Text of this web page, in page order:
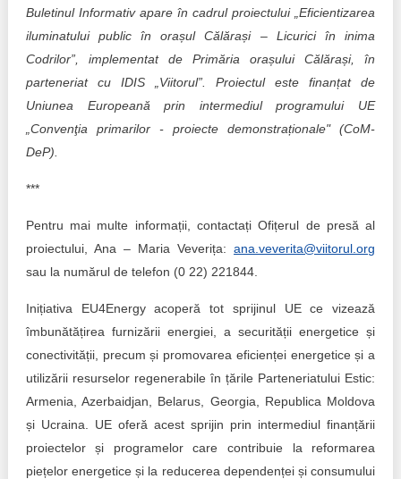
Buletinul Informativ apare în cadrul proiectului „Eficientizarea
iluminatului public în orașul Călărași – Licurici în inima
Codrilor”, implementat de Primăria orașului Călărași, în
parteneriat cu IDIS „Viitorul”. Proiectul este finanțat de
Uniunea Europeană prin intermediul programului UE
„Convenţia primarilor - proiecte demonstraționale" (CoM-
DeP).
***
Pentru mai multe informații, contactați Ofițerul de presă al
proiectului, Ana – Maria Veverița:ana.veverita@viitorul.org
sau la numărul de telefon (0 22) 221844.
Inițiativa EU4Energy acoperă tot sprijinul UE ce vizează
îmbunătățirea furnizării energiei, a securității energetice și
conectivității, precum și promovarea eficienței energetice și a
utilizării resurselor regenerabile în țările Parteneriatului Estic:
Armenia, Azerbaidjan, Belarus, Georgia, Republica Moldova
și Ucraina. UE oferă acest sprijin prin intermediul finanțării
proiectelor și programelor care contribuie la reformarea
piețelor energetice și la reducerea dependenței și consumului